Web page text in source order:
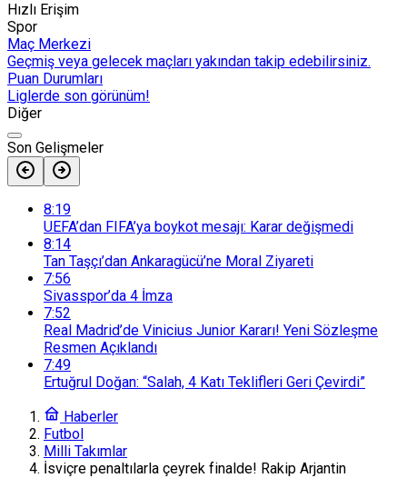
Hızlı Erişim
Spor
Maç Merkezi
Geçmiş veya gelecek maçları yakından takip edebilirsiniz.
Puan Durumları
Liglerde son görünüm!
Diğer
Son Gelişmeler
8:19
UEFA’dan FIFA’ya boykot mesajı: Karar değişmedi
8:14
Tan Taşçı’dan Ankaragücü’ne Moral Ziyareti
7:56
Sivasspor’da 4 İmza
7:52
Real Madrid’de Vinicius Junior Kararı! Yeni Sözleşme
Resmen Açıklandı
7:49
Ertuğrul Doğan: “Salah, 4 Katı Teklifleri Geri Çevirdi”
Haberler
Futbol
Milli Takımlar
İsviçre penaltılarla çeyrek finalde! Rakip Arjantin